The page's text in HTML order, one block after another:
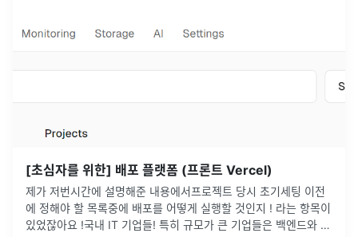
[초심자를 위한] 배포 플랫폼 (프론트 Vercel)
제가 저번시간에 설명해준 내용에서프로젝트 당시 초기세팅 이전
에 정해야 할 목록중에 배포를 어떻게 실행할 것인지 ! 라는 항목이
있었잖아요 !국내 IT 기업들! 특히 규모가 큰 기업들은 백엔드와 프